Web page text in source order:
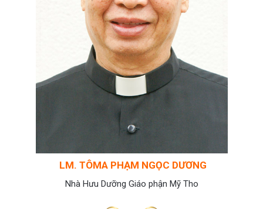
LM. TÔMA PHẠM NGỌC DƯƠNG
Nhà Hưu Dưỡng Giáo phận Mỹ Tho